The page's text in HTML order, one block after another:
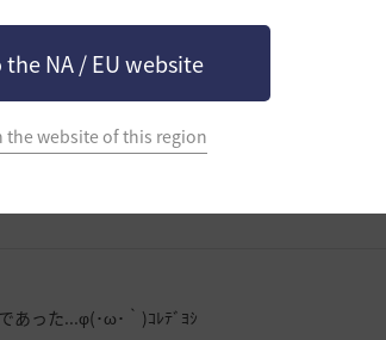
the NA / EU website
the website of this region
あった...φ(･ω･｀)ｺﾚﾃﾞﾖｼ